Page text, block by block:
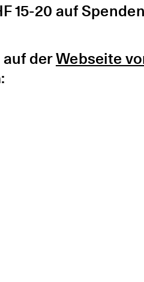
15-20 auf
derWebseite